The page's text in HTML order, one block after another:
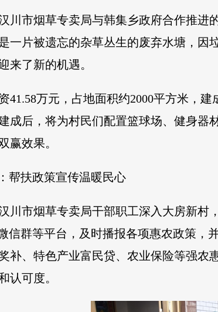
川市烟草专卖局与韩集乡政府合作推
一片被遗忘的杂草丛生的废弃水塘，
来了新的机遇。
41.58万元，占地面积约2000平方米，
成后，将为村民们配置篮球场、健身
赢效果。
帮扶政策宣传温暖民心
川市烟草专卖局干部职工深入大房新村
信群等平台，及时播报各项惠农政策
补、特色产业富民贷、农业保险等强
认可度。